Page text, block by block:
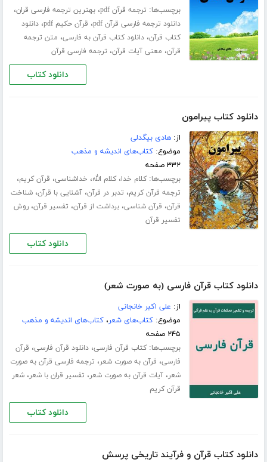
برچسب‌ها: ترجمه قرآن pdf ،بهترین ترجمه فارسی قران،
دانلود ترجمه فارسی قرآن pdf ، قرآن حکیم pdf ،دانلود
کتاب قرآن،دانلود کتاب قرآن به فارسی، متن ترجمه
قرآن، معنی آیات قرآن، ترجمه فارسی قرآن
دانلود کتاب
دانلود کتاب پیرامون
از:هادی بیگدلی
موضوع:کتاب‌های اندیشه و مذهب
۳۳۲ صفحه
برچسب‌ها:کلام خدا،کلام الله، خداشناسی، قرآن کریم،
ترجمه قرآن کریم، تدبر در قرآن،آشنایی با قرآن،شناخت
قرآن، قرآن شناسی،برداشت از قرآن، تفسیر قرآن،روش
تفسیر قرآن
دانلود کتاب
دانلود کتاب قرآن فارسی (به صورت شعر)
از: علی اکبر خانجانی
موضوع:کتاب‌های شعر،کتاب‌های اندیشه و مذهب
۲۴۵ صفحه
برچسب‌ها:کتاب قرآن فارسی،دانلود قرآن فارسی، قرآن
فارسی، قرآن به صورت شعر، ترجمه فارسی قرآن به صورت
شعر،آیات قرآن به صورت شعر، تفسیر قران با شعر،شعر
قرآن کریم
دانلود کتاب
دانلود کتاب قرآن و فرآیند تاریخی پرسش